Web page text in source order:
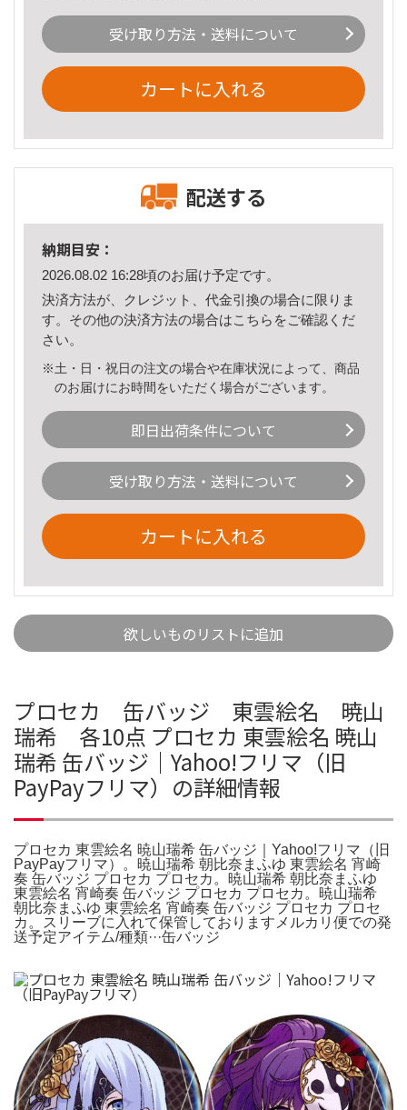
受け取り方法・送料について
カートに入れる
配送する
納期目安：
2026.08.02 16:28頃のお届け予定です。
決済方法が、クレジット、代金引換の場合に限りま
す。その他の決済方法の場合はこちら をご確認くだ
さい。
※土・日・祝日の注文の場合や在庫状況によって、商品
のお届けにお時間をいただく場合がございます。
即日出荷条件について
受け取り方法・送料について
カートに入れる
欲しいものリストに追加
プロセカ 缶バッジ 東雲絵名 暁山
瑞希 各10点 プロセカ 東雲絵名 暁山
瑞希 缶バッジ｜Yahoo!フリマ（旧
PayPayフリマ）の詳細情報
プロセカ 東雲絵名 暁山瑞希 缶バッジ｜Yahoo!フリマ（旧
PayPayフリマ）。暁山瑞希 朝比奈まふゆ 東雲絵名 宵崎
奏 缶バッジ プロセカ プロセカ。暁山瑞希 朝比奈まふゆ
東雲絵名 宵崎奏 缶バッジ プロセカ プロセカ。暁山瑞希
朝比奈まふゆ 東雲絵名 宵崎奏 缶バッジ プロセカ プロセ
カ。スリーブに入れて保管しておりますメルカリ便での発
送予定アイテム/種類···缶バッジ